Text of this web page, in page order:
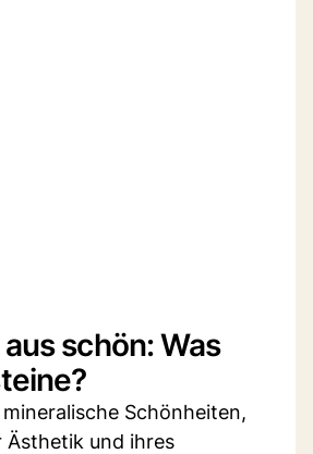
schön: Was
Schönheiten,
Ästhetik und ihres